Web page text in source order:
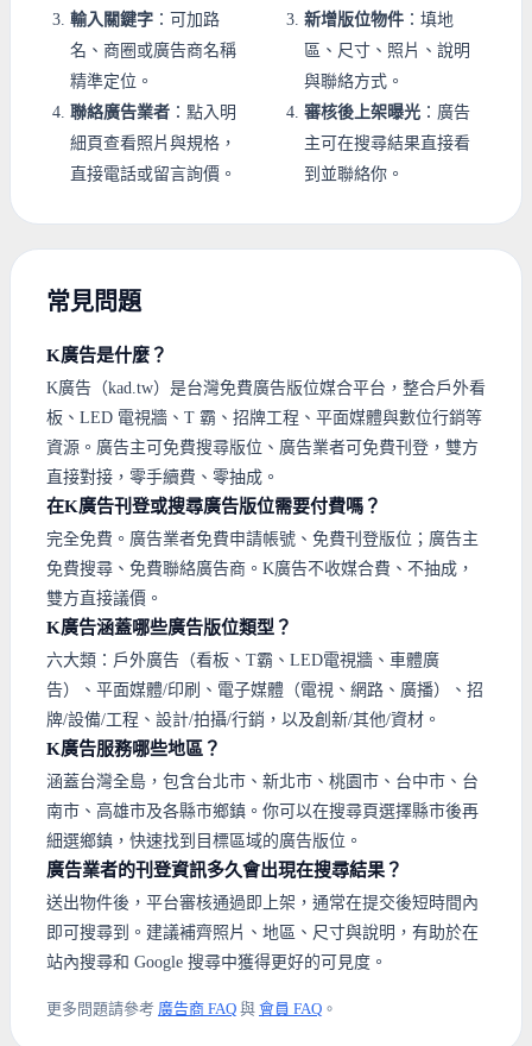
輸入關鍵字 ：可加路
名、商圈或廣告商名稱
精準定位。
聯絡廣告業者 ：點入明
細頁查看照片與規格，
直接電話或留言詢價。
新增版位物件 ：填地
區、尺寸、照片、說明
與聯絡方式。
審核後上架曝光 ：廣告
主可在搜尋結果直接看
到並聯絡你。
常見問題
K廣告是什麼？
K廣告（kad.tw）是台灣免費廣告版位媒合平台，整合戶外看
板、LED 電視牆、T 霸、招牌工程、平面媒體與數位行銷等
資源。廣告主可免費搜尋版位、廣告業者可免費刊登，雙方
直接對接，零手續費、零抽成。
在K廣告刊登或搜尋廣告版位需要付費嗎？
完全免費。廣告業者免費申請帳號、免費刊登版位；廣告主
免費搜尋、免費聯絡廣告商。K廣告不收媒合費、不抽成，
雙方直接議價。
K廣告涵蓋哪些廣告版位類型？
六大類：戶外廣告（看板、T霸、LED電視牆、車體廣
告）、平面媒體/印刷、電子媒體（電視、網路、廣播）、招
牌/設備/工程、設計/拍攝/行銷，以及創新/其他/資材。
K廣告服務哪些地區？
涵蓋台灣全島，包含台北市、新北市、桃園市、台中市、台
南市、高雄市及各縣市鄉鎮。你可以在搜尋頁選擇縣市後再
細選鄉鎮，快速找到目標區域的廣告版位。
廣告業者的刊登資訊多久會出現在搜尋結果？
送出物件後，平台審核通過即上架，通常在提交後短時間內
即可搜尋到。建議補齊照片、地區、尺寸與說明，有助於在
站內搜尋和 Google 搜尋中獲得更好的可見度。
更多問題請參考 廣告商 FAQ 與 會員 FAQ 。